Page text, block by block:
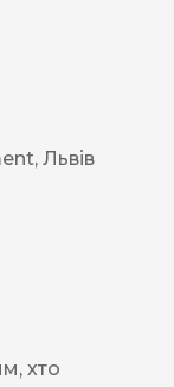
Львів
хто